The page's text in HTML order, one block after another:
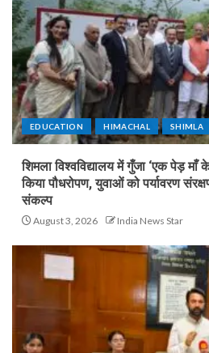
EDUCATION HIMACHAL SHIMLA
शिमला विश्वविद्यालय में गुँजा ‘एक पेड़
किया पौधरोपण, युवाओं को पर्यावरण
संकल्प
August 3, 2026 India News Star